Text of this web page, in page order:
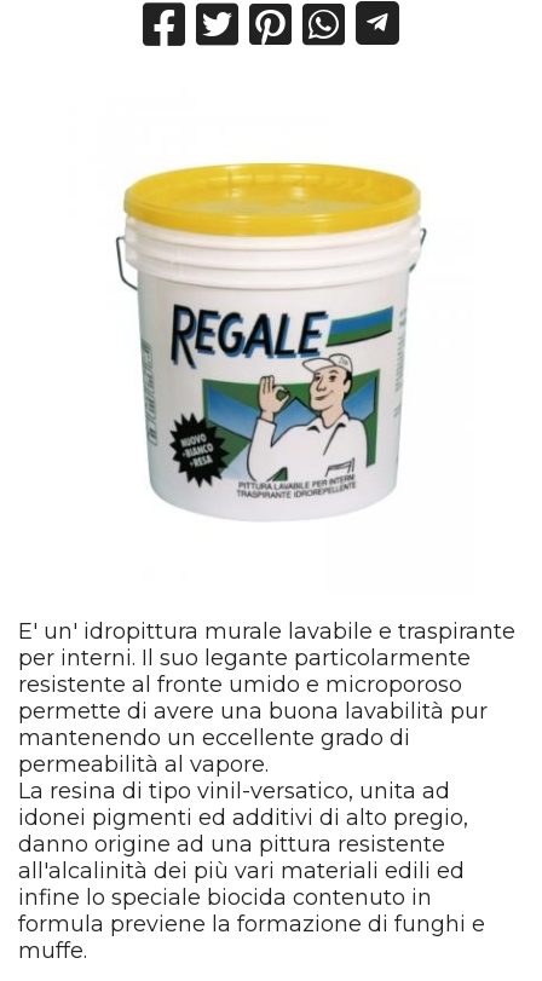
E' un' idropittura murale lavabile e traspirante
per interni. Il suo legante particolarmente
resistente al fronte umido e microporoso
permette di avere una buona lavabilità pur
mantenendo un eccellente grado di
permeabilità al vapore.
La resina di tipo vinil-versatico, unita ad
idonei pigmenti ed additivi di alto pregio,
danno origine ad una pittura resistente
all'alcalinità dei più vari materiali edili ed
infine lo speciale biocida contenuto in
formula previene la formazione di funghi e
muffe.